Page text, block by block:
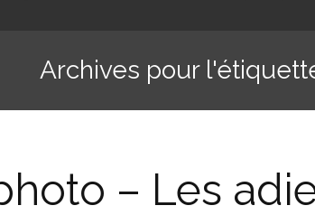
principal
Archives pour
– Les